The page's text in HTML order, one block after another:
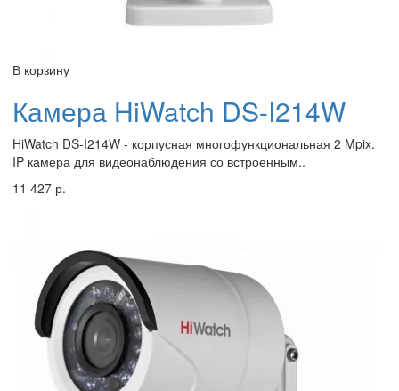
В корзину
Камера HiWatch DS-I214W
HiWatch DS-I214W - корпусная многофункциональная 2 Mpix.
IP камера для видеонаблюдения со встроенным..
11 427 р.